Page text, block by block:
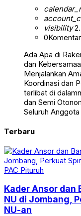
visibility
0Komentar
Ada Apa di
dan
Menjalankan
Koordinasi dan
terlibat di
dan Semi
Seluruh
Terbaru
PAC Pituruh
Kader Ansor dan
NU di Jombang,
NU-an